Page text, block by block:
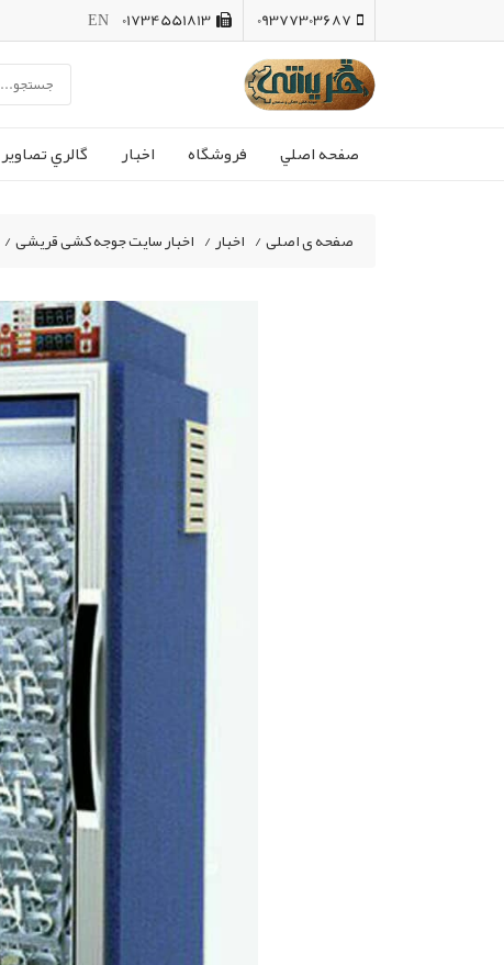
09377303687
01734551813
EN
صفحه اصلي فروشگاه اخبار گالري تصاوير
صفحه ی اصلی/ اخبار/ اخبار سایت جوجه کشی قریشی/